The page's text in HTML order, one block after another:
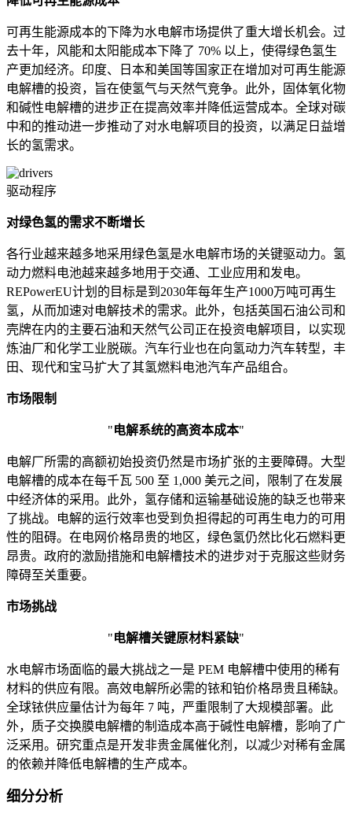
可再生能源成本的下降为水电解市场提供了重大增长机会。过
去十年，风能和太阳能成本下降了 70% 以上，使得绿色氢生
产更加经济。印度、日本和美国等国家正在增加对可再生能源
电解槽的投资，旨在使氢气与天然气竞争。此外，固体氧化物
和碱性电解槽的进步正在提高效率并降低运营成本。全球对碳
中和的推动进一步推动了对水电解项目的投资，以满足日益增
长的氢需求。
驱动程序
对绿色氢的需求不断增长
各行业越来越多地采用绿色氢是水电解市场的关键驱动力。氢
动力燃料电池越来越多地用于交通、工业应用和发电。
REPowerEU计划的目标是到2030年每年生产1000万吨可再生
氢，从而加速对电解技术的需求。此外，包括英国石油公司和
壳牌在内的主要石油和天然气公司正在投资电解项目，以实现
炼油厂和化学工业脱碳。汽车行业也在向氢动力汽车转型，丰
田、现代和宝马扩大了其氢燃料电池汽车产品组合。
市场限制
"电解系统的高资本成本"
电解厂所需的高额初始投资仍然是市场扩张的主要障碍。大型
电解槽的成本在每千瓦 500 至 1,000 美元之间，限制了在发展
中经济体的采用。此外，氢存储和运输基础设施的缺乏也带来
了挑战。电解的运行效率也受到负担得起的可再生电力的可用
性的阻碍。在电网价格昂贵的地区，绿色氢仍然比化石燃料更
昂贵。政府的激励措施和电解槽技术的进步对于克服这些财务
障碍至关重要。
市场挑战
"电解槽关键原材料紧缺"
水电解市场面临的最大挑战之一是 PEM 电解槽中使用的稀有
材料的供应有限。高效电解所必需的铱和铂价格昂贵且稀缺。
全球铱供应量估计为每年 7 吨，严重限制了大规模部署。此
外，质子交换膜电解槽的制造成本高于碱性电解槽，影响了广
泛采用。研究重点是开发非贵金属催化剂，以减少对稀有金属
的依赖并降低电解槽的生产成本。
细分分析